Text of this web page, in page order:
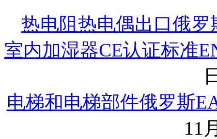
热电阻热电偶出口俄罗
室内加湿器CE认证标准
电梯和电梯部件俄罗斯
11